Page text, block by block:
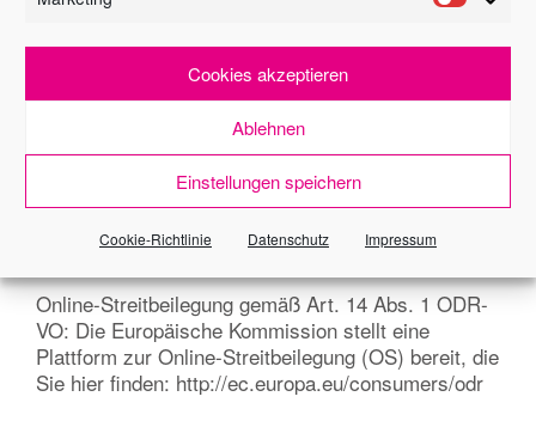
Cookies akzeptieren
Ablehnen
Einstellungen speichern
Cookie-Richtlinie Datenschutz Impressum
Besichtigungstermins stehen wir Ihnen nach
vorheriger telefonischer Terminabstimmung
jederzeit zur Verfügung. Telefonisch erreichen Sie
uns: Montag-Dienstag-Donnerstag-Freitag von 9.00
- 12.00 Uhr Montag-Dienstag-Donnerstag von 14.00
Verbraucherinformation
Online-Streitbeilegung gemäß Art. 14 Abs. 1 ODR-
VO: Die Europäische Kommission stellt eine
Plattform zur Online-Streitbeilegung (OS) bereit, die
Sie hier finden: http://ec.europa.eu/consumers/odr